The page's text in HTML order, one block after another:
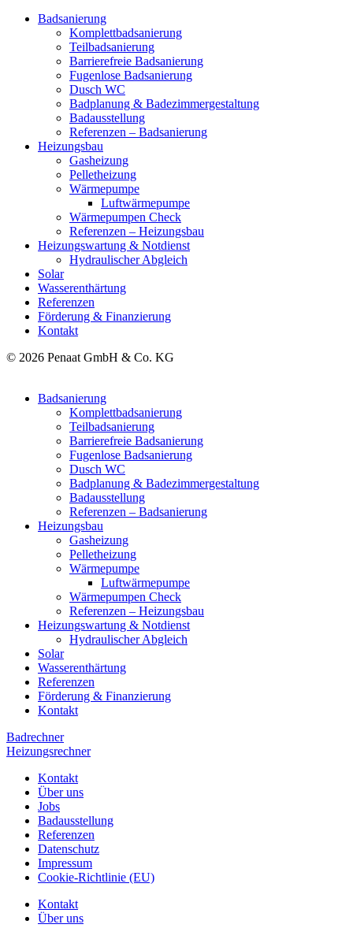
Badsanierung
Komplettbadsanierung
Teilbadsanierung
Barrierefreie Badsanierung
Fugenlose Badsanierung
Dusch WC
Badplanung & Badezimmergestaltung
Badausstellung
Referenzen – Badsanierung
Heizungsbau
Gasheizung
Pelletheizung
Wärmepumpe
Luftwärmepumpe
Wärmepumpen Check
Referenzen – Heizungsbau
Heizungswartung & Notdienst
Hydraulischer Abgleich
Solar
Wasserenthärtung
Referenzen
Förderung & Finanzierung
Kontakt
© 2026 Penaat GmbH & Co. KG
Badsanierung
Komplettbadsanierung
Teilbadsanierung
Barrierefreie Badsanierung
Fugenlose Badsanierung
Dusch WC
Badplanung & Badezimmergestaltung
Badausstellung
Referenzen – Badsanierung
Heizungsbau
Gasheizung
Pelletheizung
Wärmepumpe
Luftwärmepumpe
Wärmepumpen Check
Referenzen – Heizungsbau
Heizungswartung & Notdienst
Hydraulischer Abgleich
Solar
Wasserenthärtung
Referenzen
Förderung & Finanzierung
Kontakt
Badrechner
Heizungsrechner
Kontakt
Über uns
Jobs
Badausstellung
Referenzen
Datenschutz
Impressum
Cookie-Richtlinie (EU)
Kontakt
Über uns